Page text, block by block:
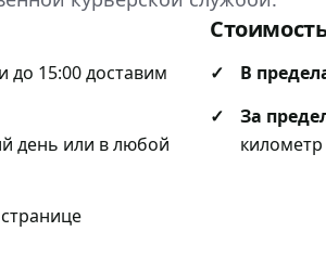
15:00 доставим
день или в любой
В
За